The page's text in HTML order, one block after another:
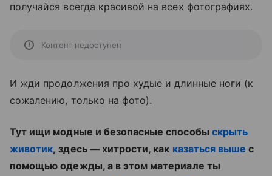
получайся всегда красивой на всех фотографиях.
Контент недоступен
И жди продолжения про худые и длинные ноги (к
сожалению, только на фото).
Тут ищи модные и безопасные способы скрыть
животик, здесь — хитрости, как казаться выше с
помощью одежды, а в этом материале ты